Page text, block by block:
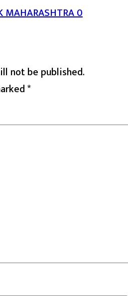
MAHARASHTRA0
not be published.
*